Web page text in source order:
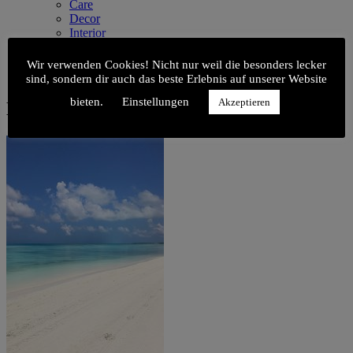
Care
Decor
Interior
Kitchen
Style
Malediven_3_final
Wir verwenden Cookies! Nicht nur weil die besonders lecker
sind, sondern dir auch das beste Erlebnis auf unserer Website
bieten.
Einstellungen Akzeptieren